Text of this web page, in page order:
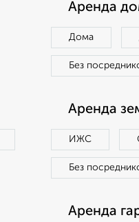
Аренда
Дома
Без
Аренда
ИЖС
Без
Аренда